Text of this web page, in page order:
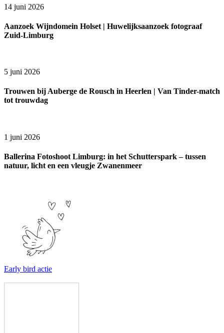
14 juni 2026
Aanzoek Wijndomein Holset | Huwelijksaanzoek fotograaf
Zuid-Limburg
5 juni 2026
Trouwen bij Auberge de Rousch in Heerlen | Van Tinder-match
tot trouwdag
1 juni 2026
Ballerina Fotoshoot Limburg: in het Schutterspark – tussen
natuur, licht en een vleugje Zwanenmeer
Early bird actie